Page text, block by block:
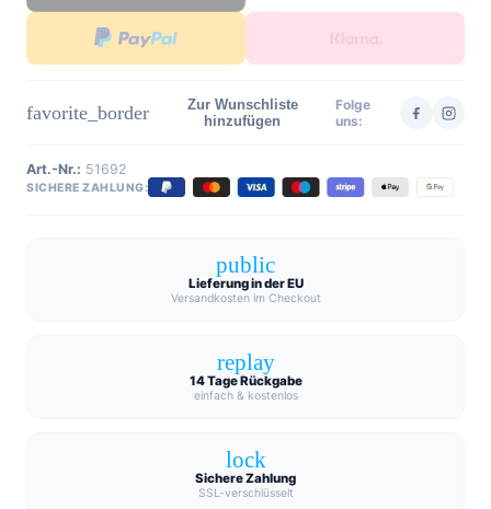
favorite_border
Zur Wunschliste
hinzufügen
Folge
uns:
Art.-Nr.: 51692
SICHERE ZAHLUNG:
public
Lieferung in der EU
Versandkosten im Checkout
replay
14 Tage Rückgabe
einfach & kostenlos
lock
Sichere Zahlung
SSL-verschlüsselt